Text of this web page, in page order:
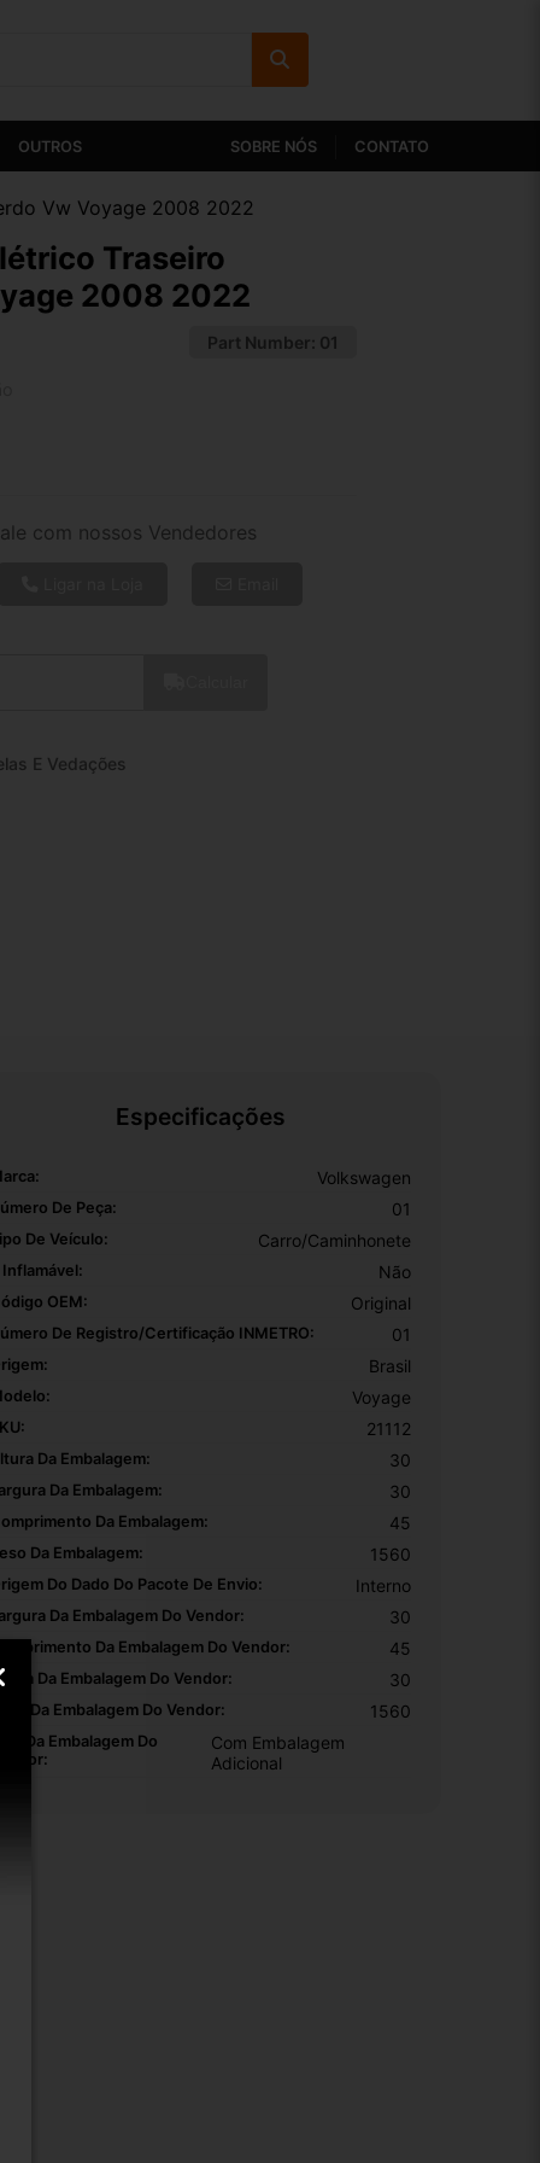
OUTROS SOBRE NÓS CONTATO
Vw Voyage 2008 2022
Traseiro
2008 2022
Part Number: 01
com nossos Vendedores
E Vedações
Especificações
Volkswagen
De Peça: 01
De Veículo: Carro/Caminhonete
Inflamável: Não
OEM: Original
De Registro/certificação INMETRO: 01
Brasil
Voyage
21112
Da Embalagem: 30
Da Embalagem: 30
Da Embalagem: 45
Da Embalagem: 1560
Do Dado Do Pacote De Envio: Interno
Da Embalagem Do Vendor: 30
Da Embalagem Do Vendor: 45
Da Embalagem Do Vendor: 30
Da Embalagem Do Vendor: 1560
Da Embalagem Do
Com Embalagem
Adicional